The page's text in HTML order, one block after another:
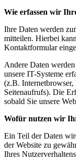
Wie erfassen wir
Ihre Daten werden
mitteilen. Hierbei
Kontaktformular
Andere Daten
unsere IT-Systeme
(z.B. Internetbrowser,
Seitenaufrufs). Die
sobald Sie unsere
Wofür nutzen wir
Ein Teil der Daten
der Website zu
Ihres